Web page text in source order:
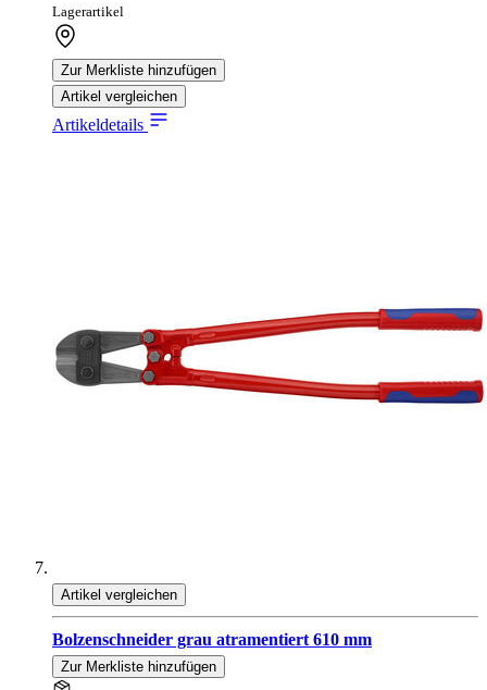
Lagerartikel
Zur Merkliste hinzufügen
Artikel vergleichen
Artikeldetails
Artikel vergleichen
Bolzenschneider grau atramentiert 610 mm
Zur Merkliste hinzufügen